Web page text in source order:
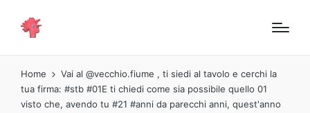
Home
Vai al @vecchio.fiume , ti siedi al tavolo e cerchi la
tua firma: #stb #01E ti chiedi come sia possibile quello 01
visto che, avendo tu #21 #anni da parecchi anni, quest'anno